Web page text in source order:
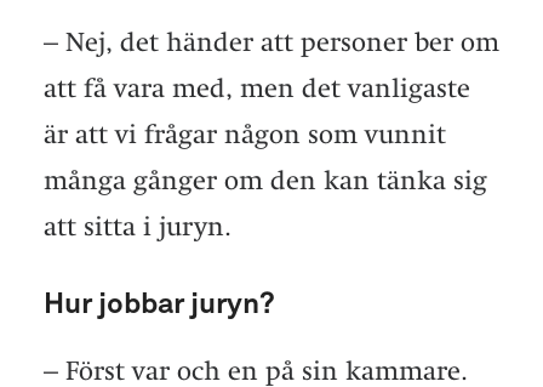
– Nej, det händer att personer ber om
att få vara med, men det vanligaste
är att vi frågar någon som vunnit
många gånger om den kan tänka sig
att sitta i juryn.
Hur jobbar juryn?
– Först var och en på sin kammare.